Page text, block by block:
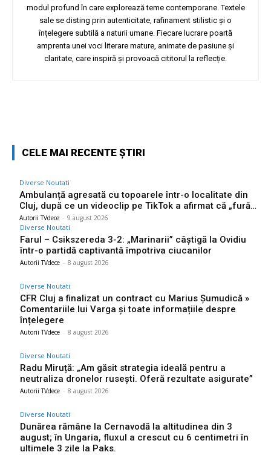
modul profund în care explorează teme contemporane. Textele
sale se disting prin autenticitate, rafinament stilistic și o
înțelegere subtilă a naturii umane. Fiecare lucrare poartă
amprenta unei voci literare mature, animate de pasiune și
claritate, care inspiră și provoacă cititorul la reflecție.
CELE MAI RECENTE ȘTIRI
Diverse Noutati
Ambulanță agresată cu topoarele într-o localitate din
Cluj, după ce un videoclip pe TikTok a afirmat că „fură…
Autorii TVdece - 9 august 2026
Diverse Noutati
Farul – Csikszereda 3-2: „Marinarii” câștigă la Ovidiu
într-o partidă captivantă împotriva ciucanilor
Autorii TVdece - 8 august 2026
Diverse Noutati
CFR Cluj a finalizat un contract cu Marius Șumudică »
Comentariile lui Varga și toate informațiile despre
înțelegere
Autorii TVdece - 8 august 2026
Diverse Noutati
Radu Miruță: „Am găsit strategia ideală pentru a
neutraliza dronelor rusești. Oferă rezultate asigurate”
Autorii TVdece - 8 august 2026
Diverse Noutati
Dunărea rămâne la Cernavodă la altitudinea din 3
august; în Ungaria, fluxul a crescut cu 6 centimetri în
ultimele 3 zile la Paks.